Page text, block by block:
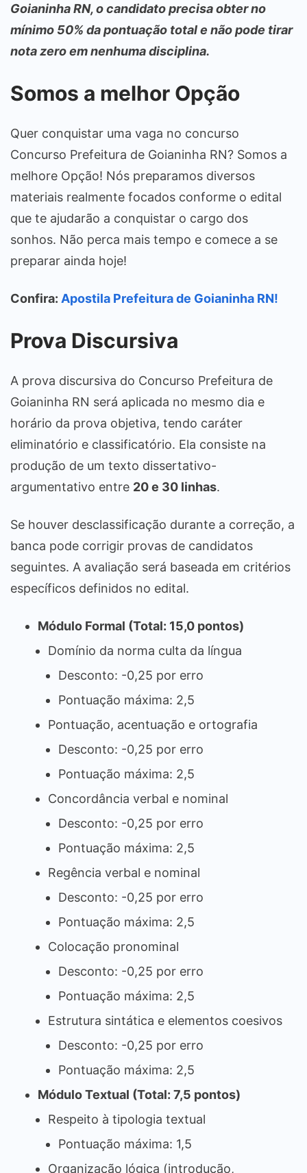
Goianinha RN, o candidato precisa obter no
mínimo 50% da pontuação total e não pode tirar
nota zero em nenhuma disciplina.
Somos a melhor Opção
Quer conquistar uma vaga no concurso
Concurso Prefeitura de Goianinha RN? Somos a
melhore Opção! Nós preparamos diversos
materiais realmente focados conforme o edital
que te ajudarão a conquistar o cargo dos
sonhos. Não perca mais tempo e comece a se
preparar ainda hoje!
Confira: Apostila Prefeitura de Goianinha RN!
Prova Discursiva
A prova discursiva do Concurso Prefeitura de
Goianinha RN será aplicada no mesmo dia e
horário da prova objetiva, tendo caráter
eliminatório e classificatório. Ela consiste na
produção de um texto dissertativo-
argumentativo entre 20 e 30 linhas.
Se houver desclassificação durante a correção, a
banca pode corrigir provas de candidatos
seguintes. A avaliação será baseada em critérios
específicos definidos no edital.
Módulo Formal (Total: 15,0 pontos)
Domínio da norma culta da língua
Desconto: -0,25 por erro
Pontuação máxima: 2,5
Pontuação, acentuação e ortografia
Desconto: -0,25 por erro
Pontuação máxima: 2,5
Concordância verbal e nominal
Desconto: -0,25 por erro
Pontuação máxima: 2,5
Regência verbal e nominal
Desconto: -0,25 por erro
Pontuação máxima: 2,5
Colocação pronominal
Desconto: -0,25 por erro
Pontuação máxima: 2,5
Estrutura sintática e elementos coesivos
Desconto: -0,25 por erro
Pontuação máxima: 2,5
Módulo Textual (Total: 7,5 pontos)
Respeito à tipologia textual
Pontuação máxima: 1,5
Organização lógica (introdução,